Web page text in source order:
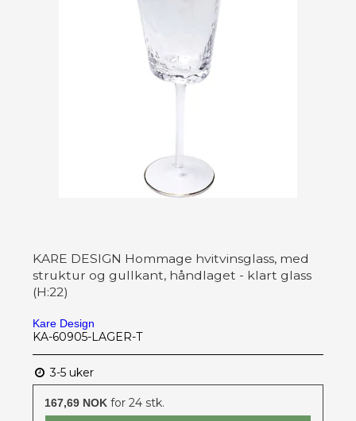
KARE DESIGN Hommage hvitvinsglass, med
struktur og gullkant, håndlaget - klart glass
(H:22)
Kare Design
KA-60905-LAGER-T
3-5 uker
167,69 NOK for 24 stk.